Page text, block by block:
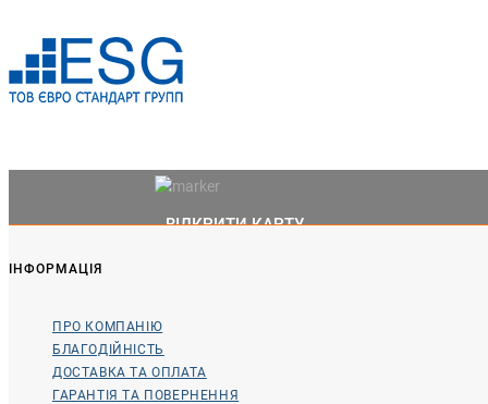
ВІДКРИТИ КАРТУ
ІНФОРМАЦІЯ
ПРО КОМПАНІЮ
БЛАГОДІЙНІСТЬ
ДОСТАВКА ТА ОПЛАТА
ГАРАНТІЯ ТА ПОВЕРНЕННЯ